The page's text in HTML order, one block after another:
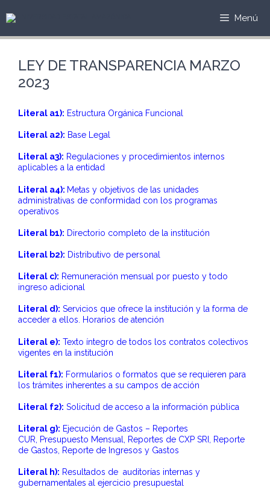
Menú
LEY DE TRANSPARENCIA MARZO
2023
Literal a1): Estructura Orgánica Funcional
Literal a2): Base Legal
Literal a3): Regulaciones y procedimientos internos
aplicables a la entidad
Literal a4): Metas y objetivos de las unidades
administrativas de conformidad con los programas
operativos
Literal b1): Directorio completo de la institución
Literal b2): Distributivo de personal
Literal c): Remuneración mensual por puesto y todo
ingreso adicional
Literal d): Servicios que ofrece la institución y la forma de
acceder a ellos. Horarios de atención
Literal e): Texto íntegro de todos los contratos colectivos
vigentes en la institución
Literal f1): Formularios o formatos que se requieren para
los trámites inherentes a su campos de acción
Literal f2): Solicitud de acceso a la información pública
Literal g): Ejecución de Gastos – Reportes
CUR, Presupuesto Mensual, Reportes de CXP SRI, Reporte
de Gastos, Reporte de Ingresos y Gastos
Literal h): Resultados de auditorías internas y
gubernamentales al ejercicio presupuestal